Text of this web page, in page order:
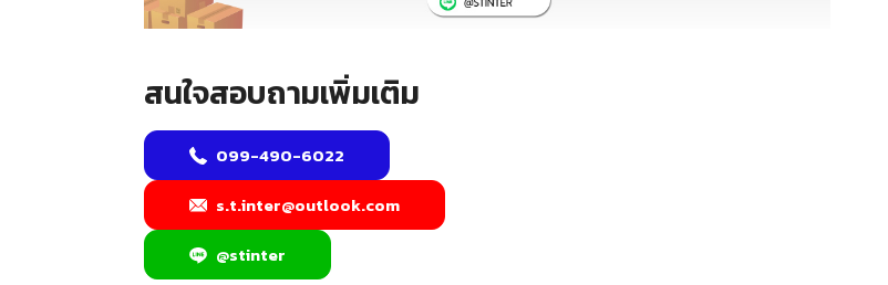
สนใจสอบถามเพิ่มเติม
099-490-6022
s.t.inter@outlook.com
@stinter